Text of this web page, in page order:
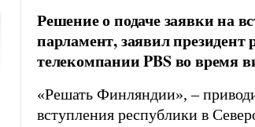
Решение о подаче заявки на
парламент, заявил
телекомпании PBS во время
«Решать Финляндии», –
вступления республики в